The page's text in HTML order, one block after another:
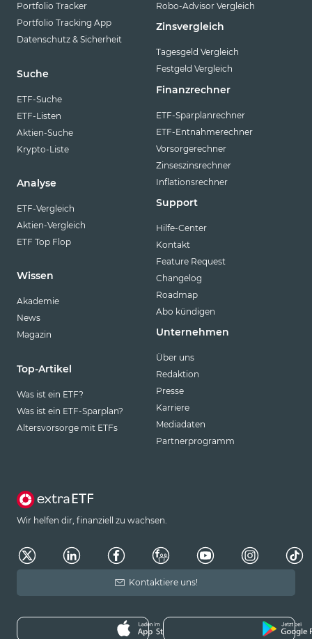
Portfolio Tracker
Portfolio Tracking App
Datenschutz & Sicherheit
Suche
ETF-Suche
ETF-Listen
Aktien-Suche
Krypto-Liste
Analyse
ETF-Vergleich
Aktien-Vergleich
ETF Top Flop
Wissen
Akademie
News
Magazin
Top-Artikel
Was ist ein ETF?
Was ist ein ETF-Sparplan?
Altersvorsorge mit ETFs
Robo-Advisor Vergleich
Zinsvergleich
Tagesgeld Vergleich
Festgeld Vergleich
Finanzrechner
ETF-Sparplanrechner
ETF-Entnahmerechner
Vorsorgerechner
Zinseszinsrechner
Inflationsrechner
Support
Hilfe-Center
Kontakt
Feature Request
Changelog
Roadmap
Abo kündigen
Unternehmen
Über uns
Redaktion
Presse
Karriere
Mediadaten
Partnerprogramm
Wir helfen dir, finanziell zu wachsen.
Kontaktiere uns!